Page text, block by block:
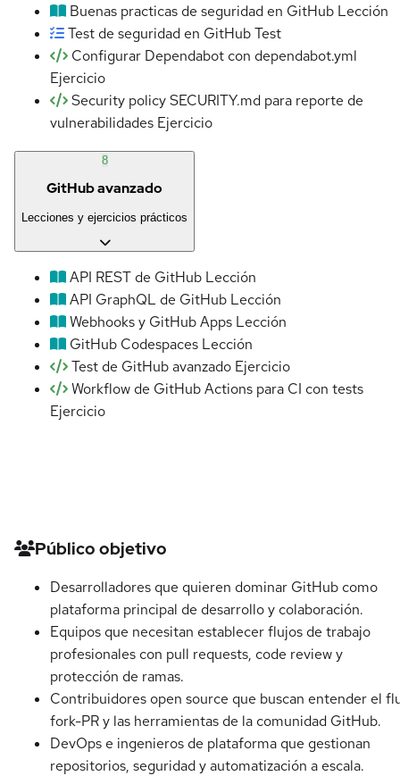
Buenas practicas de seguridad en GitHub Lección
Test de seguridad en GitHubTest
Configurar Dependabot con dependabot.yml
Ejercicio
Security policy SECURITY.md para reporte de
vulnerabilidades Ejercicio
8
GitHub avanzado
Lecciones y ejercicios prácticos
API REST de GitHub Lección
API GraphQL de GitHub Lección
Webhooks y GitHub Apps Lección
GitHub Codespaces Lección
Test de GitHub avanzado Ejercicio
Workflow de GitHub Actions para CI con tests
Ejercicio
Detalles del curso
Público objetivo
Desarrolladores que quieren dominar GitHub como
plataforma principal de desarrollo y colaboración.
Equipos que necesitan establecer flujos de trabajo
profesionales con pull requests, code review y
protección de ramas.
Contribuidores open source que buscan entender el
fork-PR y las herramientas de la comunidad GitHub.
DevOps e ingenieros de plataforma que gestionan
repositorios, seguridad y automatización a escala.